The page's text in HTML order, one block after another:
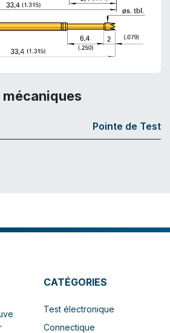
Pointe de Test
CATÉGORIES
Test électronique
Connectique